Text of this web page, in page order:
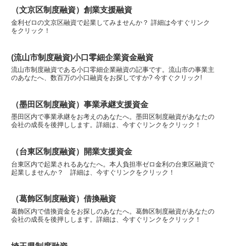
（文京区制度融資）創業支援融資
金利ゼロの文京区融資で起業してみませんか？ 詳細は今すぐリンク
をクリック！
(流山市制度融資)小口零細企業資金融資
流山市制度融資である小口零細企業融資の記事です。流山市の事業主
のあなたへ、数百万の小口融資をお探しですか? 今すぐクリック!
（墨田区制度融資）事業承継支援資金
墨田区内で事業承継をお考えのあなたへ。墨田区制度融資があなたの
会社の成長を後押しします。詳細は、今すぐリンクをクリック！
（台東区制度融資）開業支援資金
台東区内で起業されるあなたへ。本人負担率ゼロ金利の台東区融資で
起業しませんか？ 詳細は、今すぐリンクをクリック！
（葛飾区制度融資）借換融資
葛飾区内で借換資金をお探しのあなたへ。葛飾区制度融資があなたの
会社の成長を後押しします。詳細は、今すぐリンクをクリック！